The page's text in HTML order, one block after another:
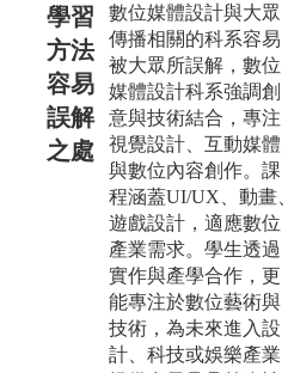
學習
方法
容易
誤解
之處
數位媒體設計與大眾
傳播相關的科系容易
被大眾所誤解，數位
媒體設計科系強調創
意與技術結合，專注
視覺設計、互動媒體
與數位內容創作。課
程涵蓋UI/UX、動畫、
遊戲設計，適應數位
產業需求。學生透過
實作與產學合作，更
能專注於數位藝術與
技術，為未來進入設
計、科技或娛樂產業